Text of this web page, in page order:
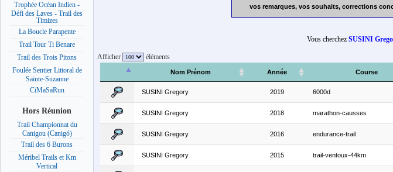
Trophée Océan Indien -
Défi des Laves - Trail des
Timizes
La Boucle Parapente
Trail Tour Ti Benare
Trail des Trois Pitons
Foulée Sentier Littoral de
Sainte-Suzanne
CiMaSaRun
Hors Réunion
Trail Championnat du
Canigou (Canigó)
Trail des 6 Burons
Méribel Trails et Km
Vertical
vos remarques, vos souhaits, corrections
Vous cherchez SUSINI
Afficher éléments
Nom Prénom Année Course
SUSINI Gregory 2019 6000d
SUSINI Gregory 2018 marathon-causses
SUSINI Gregory 2016 endurance-trail
SUSINI Gregory 2015 trail-ventoux-44km